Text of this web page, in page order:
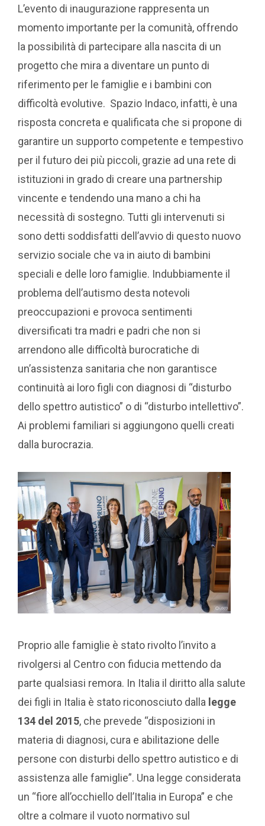
L’evento di inaugurazione rappresenta un
momento importante per la comunità, offrendo
la possibilità di partecipare alla nascita di un
progetto che mira a diventare un punto di
riferimento per le famiglie e i bambini con
difficoltà evolutive. Spazio Indaco, infatti, è una
risposta concreta e qualificata che si propone di
garantire un supporto competente e tempestivo
per il futuro dei più piccoli, grazie ad una rete di
istituzioni in grado di creare una partnership
vincente e tendendo una mano a chi ha
necessità di sostegno. Tutti gli intervenuti si
sono detti soddisfatti dell’avvio di questo nuovo
servizio sociale che va in aiuto di bambini
speciali e delle loro famiglie. Indubbiamente il
problema dell’autismo desta notevoli
preoccupazioni e provoca sentimenti
diversificati tra madri e padri che non si
arrendono alle difficoltà burocratiche di
un’assistenza sanitaria che non garantisce
continuità ai loro figli con diagnosi di “disturbo
dello spettro autistico” o di “disturbo intellettivo”.
Ai problemi familiari si aggiungono quelli creati
dalla burocrazia.
Proprio alle famiglie è stato rivolto l’invito a
rivolgersi al Centro con fiducia mettendo da
parte qualsiasi remora. In Italia il diritto alla salute
dei figli in Italia è stato riconosciuto dalla legge
134 del 2015, che prevede “disposizioni in
materia di diagnosi, cura e abilitazione delle
persone con disturbi dello spettro autistico e di
assistenza alle famiglie”. Una legge considerata
un “fiore all’occhiello dell’Italia in Europa” e che
oltre a colmare il vuoto normativo sul